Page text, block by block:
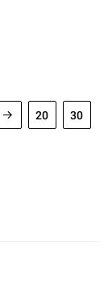
20 30